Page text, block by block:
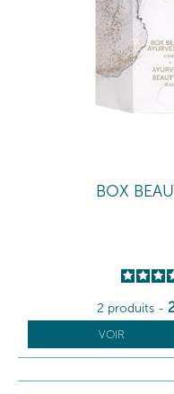
BOX
2 produits -
VOIR